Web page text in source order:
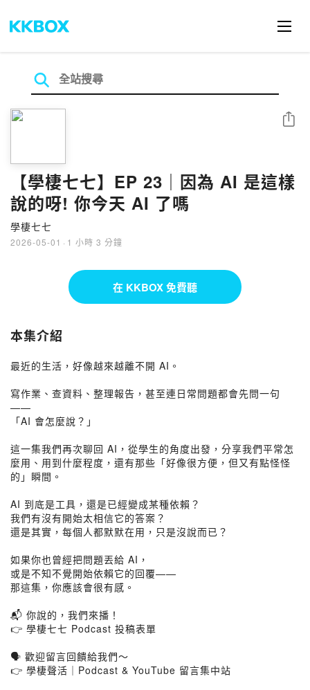
【學棲七七】EP 23｜因為 AI 是這樣
說的呀! 你今天 AI 了嗎
學棲七七
2026-05-01 · 1 小時 3 分鐘
分享
在 KKBOX 免費聽
本集介紹
最近的生活，好像越來越離不開 AI。
寫作業、查資料、整理報告，甚至連日常問題都會先問一句
——
「AI 會怎麼說？」
這一集我們再次聊回 AI，從學生的角度出發，分享我們平常怎
麼用、用到什麼程度，還有那些「好像很方便，但又有點怪怪
的」瞬間。
AI 到底是工具，還是已經變成某種依賴？
我們有沒有開始太相信它的答案？
還是其實，每個人都默默在用，只是沒說而已？
如果你也曾經把問題丟給 AI，
或是不知不覺開始依賴它的回覆——
那這集，你應該會很有感。
📬 你說的，我們來播！
👉 學棲七七 Podcast 投稿表單
🗣️ 歡迎留言回饋給我們～
👉 學棲聲活｜Podcast & YouTube 留言集中站